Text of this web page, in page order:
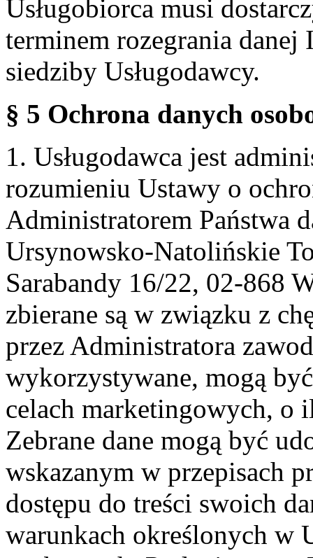
Usługobiorca musi
terminem rozegrania
siedziby Usługodawcy.
§ 5 Ochrona danych
1. Usługodawca jest
rozumieniu Ustawy o
Administratorem Państwa
Ursynowsko-Natolińskie
Sarabandy 16/22, 02-868
zbierane są w związku z
przez Administratora
wykorzystywane, mogą
celach marketingowych, o
Zebrane dane mogą być
wskazanym w przepisach
dostępu do treści swoich
warunkach określonych w